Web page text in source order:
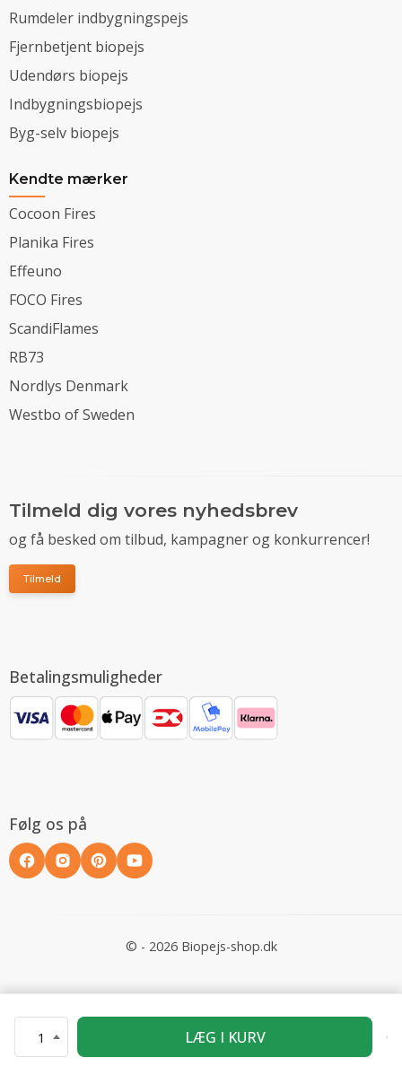
1 LÆG I KURV
Rumdeler indbygningspejs
Fjernbetjent biopejs
Udendørs biopejs
Indbygningsbiopejs
Byg-selv biopejs
Kendte mærker
Cocoon Fires
Planika Fires
Effeuno
FOCO Fires
ScandiFlames
RB73
Nordlys Denmark
Westbo of Sweden
Tilmeld dig vores nyhedsbrev
og få besked om tilbud, kampagner og konkurrencer!
Tilmeld
Betalingsmuligheder
Følg os på
© - 2026 Biopejs-shop.dk